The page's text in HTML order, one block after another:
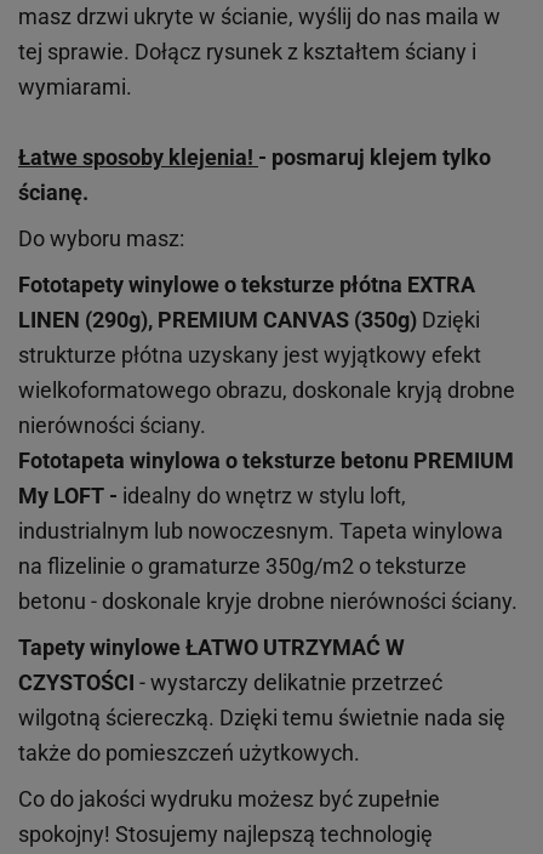
masz drzwi ukryte w ścianie, wyślij do nas maila w
tej sprawie. Dołącz rysunek z kształtem ściany i
wymiarami.
Łatwe sposoby klejenia! - posmaruj klejem tylko
ścianę.
Do wyboru masz:
Fototapety winylowe oteksturze płótna EXTRA
LINEN (290g), PREMIUM CANVAS (350g) Dzięki
strukturze płótna uzyskany jest wyjątkowy efekt
wielkoformatowego obrazu, doskonale kryją drobne
nierówności ściany.
Fototapeta winylowa oteksturze betonu PREMIUM
My LOFT - idealny do wnętrz w stylu loft,
industrialnym lub nowoczesnym. Tapeta winylowa
na flizelinie o gramaturze 350g/m2 o teksturze
betonu - doskonale kryje drobne nierówności ściany.
Tapety winyloweŁATWO UTRZYMAĆ W
CZYSTOŚCI - wystarczy delikatnie przetrzeć
wilgotną ściereczką. Dzięki temu świetnie nada się
także do pomieszczeń użytkowych.
Co do jakości wydruku możesz być zupełnie
spokojny! Stosujemy najlepszą technologię